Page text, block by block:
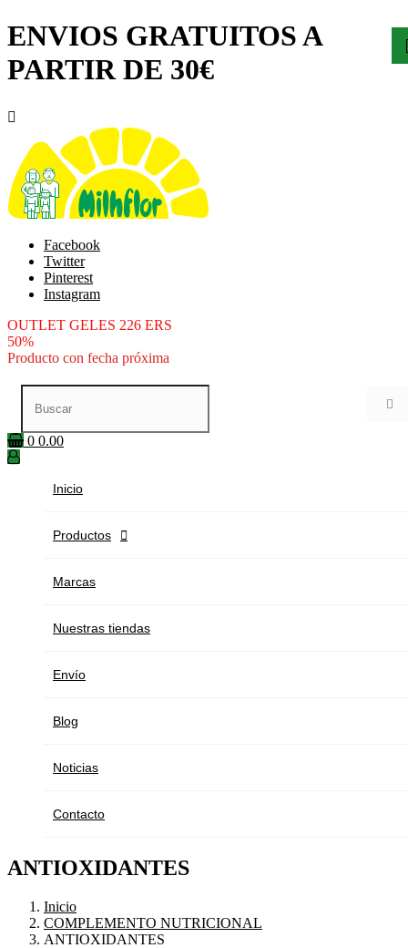
ENVIOS GRATUITOS A
PARTIR DE 30€

Facebook
Twitter
Pinterest
Instagram
OUTLET GELES 226 ERS
50%
Producto con fecha próxima

0 0.00
Inicio
Productos 
Marcas
Nuestras tiendas
Envío
Blog
Noticias
Contacto
ANTIOXIDANTES
Inicio
COMPLEMENTO NUTRICIONAL
ANTIOXIDANTES